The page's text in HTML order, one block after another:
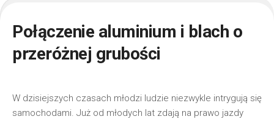
Połączenie aluminium i blach o
przeróżnej grubości
W dzisiejszych czasach młodzi ludzie niezwykle intrygują się
samochodami. Już od młodych lat zdają na prawo jazdy